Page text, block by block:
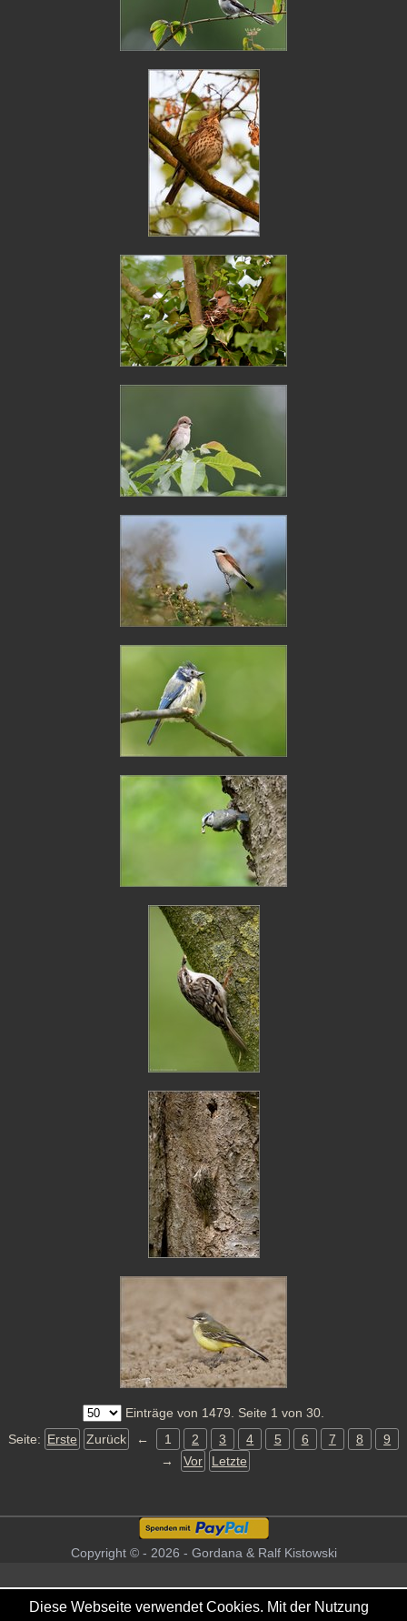
Einträge von 1479. Seite 1 von 30.
Seite: Erste Zurück ← 1 2 3 4 5 6 7 8
9
→
Vor Letzte
Copyright © - 2026 - Gordana & Ralf Kistowski
Diese Webseite verwendet Cookies. Mit der Nutzung